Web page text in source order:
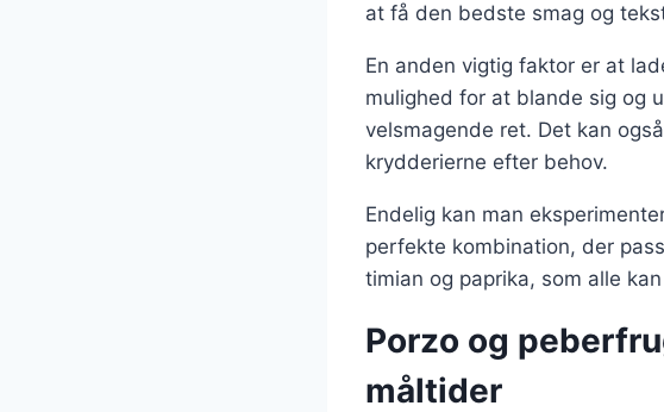
at få den bedste smag og
En anden vigtig faktor er at
mulighed for at blande sig og
velsmagende ret. Det kan
krydderierne efter behov.
Endelig kan man
perfekte kombination, der
timian og paprika, som alle
Porzo og
måltider